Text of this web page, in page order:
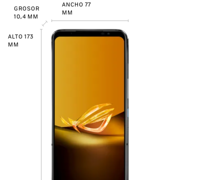
GROSOR
10,4 MM
ANCHO 77
MM
ALTO 173
MM